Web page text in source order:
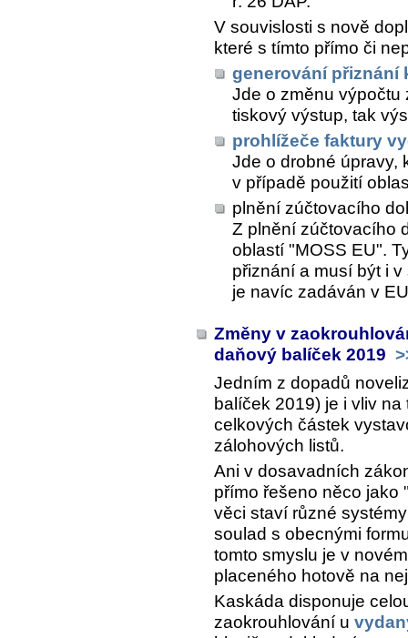
V souvislosti s nově
které s tímto přímo či
generování přiznání
Jde o změnu výpočtu
tiskový výstup, tak
prohlížeče faktury
Jde o drobné úpravy,
v případě použití
plnění zúčtovacího
Z plnění zúčtovacího
oblastí "MOSS EU".
přiznání a musí být i
je navíc zadáván v
Změny v
daňový balíček 2019
Jedním z dopadů
balíček 2019) je i vliv
celkových částek
zálohových listů.
Ani v dosavadních
přímo řešeno něco jako
věci staví různé
soulad s obecnými
tomto smyslu je v
placeného hotově na
Kaskáda disponuje
zaokrouhlování u